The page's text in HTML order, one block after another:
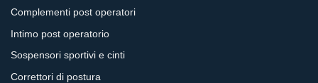
Complementi post operatori
Intimo post operatorio
Sospensori sportivi e cinti
Correttori di postura